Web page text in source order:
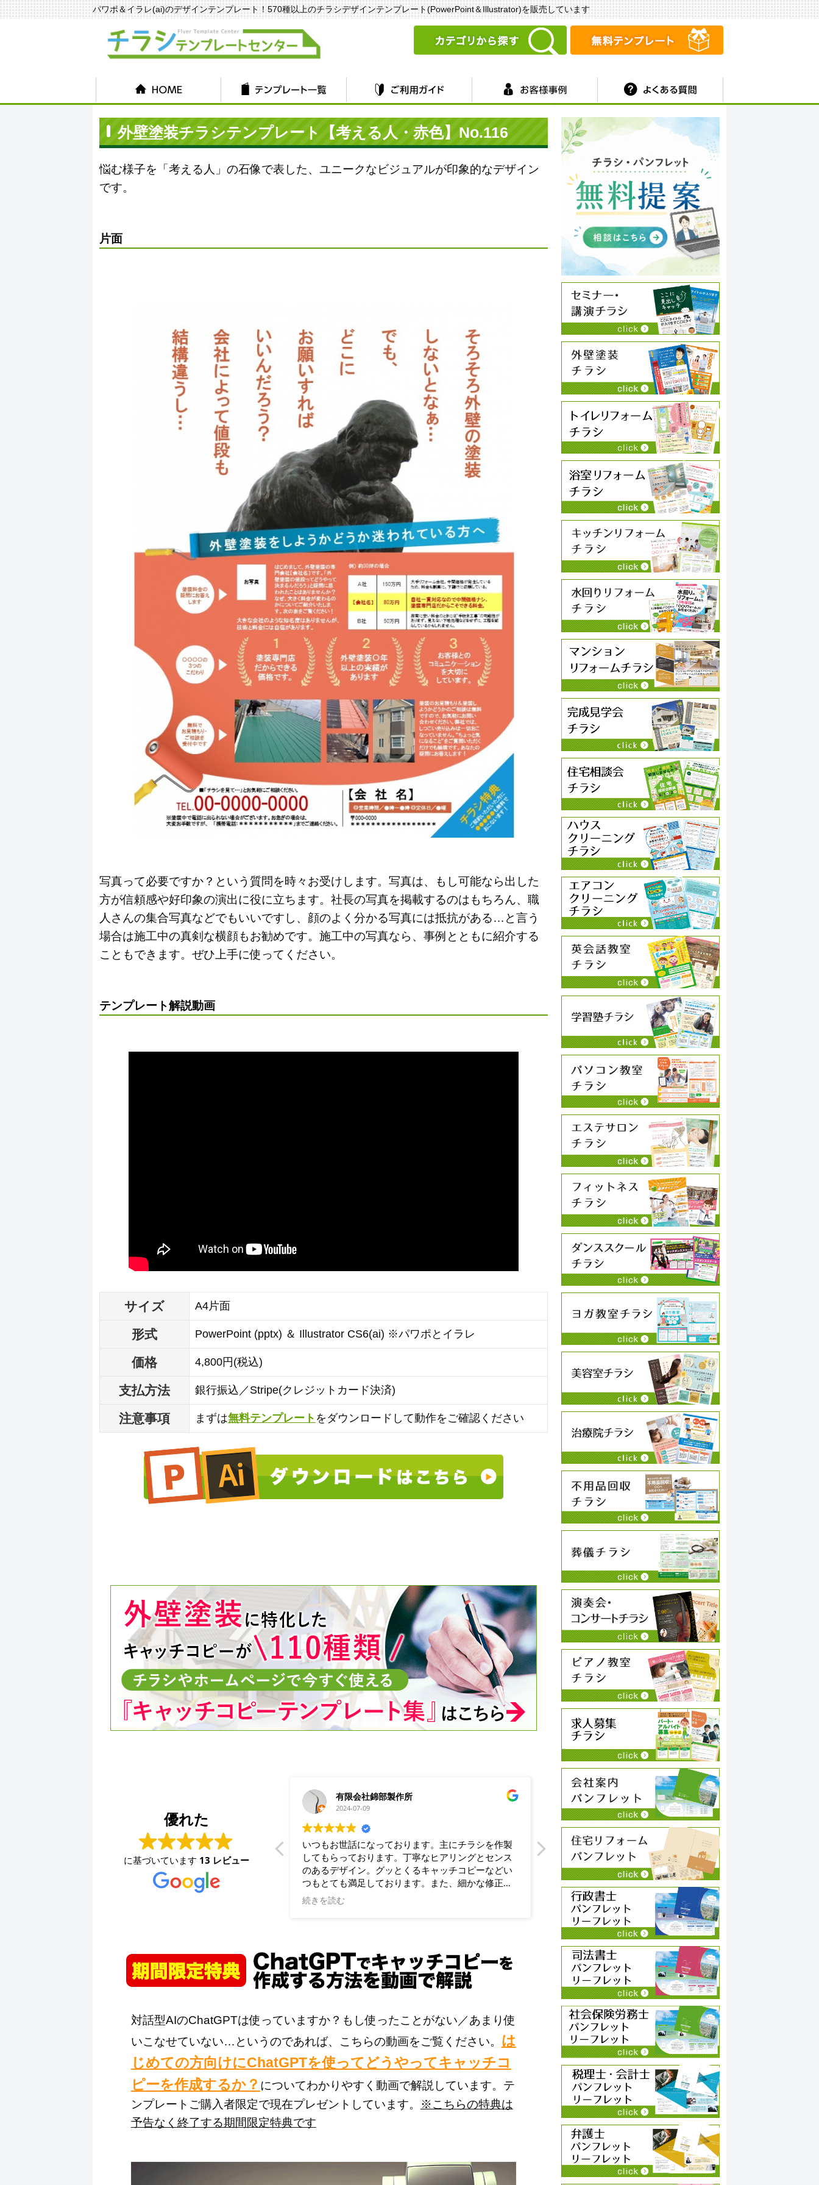
パワポ＆イラレ(ai)のデザインテンプレート！570種以上のチラシデザインテンプレート(PowerPoint＆Illustrator)を販売しています
外壁塗装チラシテンプレート【考える人・赤色】No.116
悩む様子を「考える人」の石像で表した、ユニークなビジュアルが印象的なデザイン
です。
片面
写真って必要ですか？という質問を時々お受けします。写真は、もし可能なら出した
方が信頼感や好印象の演出に役に立ちます。社長の写真を掲載するのはもちろん、職
人さんの集合写真などでもいいですし、顔のよく分かる写真には抵抗がある…と言う
場合は施工中の真剣な横顔もお勧めです。施工中の写真なら、事例とともに紹介する
こともできます。ぜひ上手に使ってください。
テンプレート解説動画
サイズ A4片面
形式 PowerPoint (pptx) ＆ Illustrator CS6(ai) ※パワポとイラレ
価格 4,800円(税込)
支払方法 銀行振込／Stripe(クレジットカード決済)
注意事項 まずは無料テンプレート をダウンロードして動作をご確認ください
優れた
に基づいています 13 レビュー
少し前から問い合わせ用のメールアドレスが使えな
くなり、困っていました。久々に連絡を取りました
が、素早く対応して頂きました。ありがとうござい
有限会社錦部製作所
2024-07-09
いつもお世話になっております。主にチラシを作製
してもらっております。丁寧なヒアリングとセンス
のあるデザイン。グッとくるキャッチコピーなどい
つもとても満足しております。また、細かな修正に
も素早く対応していただき、助かっております。
続きを読む
永井史夫
2024-01-28
お願いして本当に良かった！！相談したらこちらで
は思いつかないような構成でインパクトのあるリー
フレットを作ってくださいました！！素晴らしいの
一言につきます！！今後も何かの時にお願いしたい
と思います！！大満足です。ありがとうございま
す！！
続きを読む
対話型AIのChatGPTは使っていますか？もし使ったことがない／あまり使
いこなせていない…というのであれば、こちらの動画をご覧ください。 は
じめての方向けにChatGPTを使ってどうやってキャッチコ
ピーを作成するか？ についてわかりやすく動画で解説しています。テ
ンプレートご購入者限定で現在プレゼントしています。
※こちらの特典は
予告なく終了する期間限定特典です